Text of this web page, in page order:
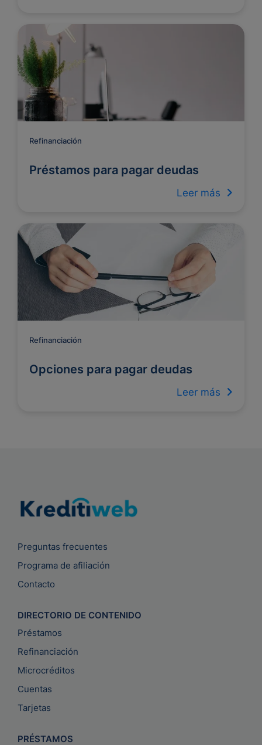
Refinanciación
Préstamos para pagar deudas
Leer más
Refinanciación
Opciones para pagar deudas
Leer más
Preguntas frecuentes
Programa de afiliación
Contacto
DIRECTORIO DE CONTENIDO
Préstamos
Refinanciación
Microcréditos
Cuentas
Tarjetas
PRÉSTAMOS